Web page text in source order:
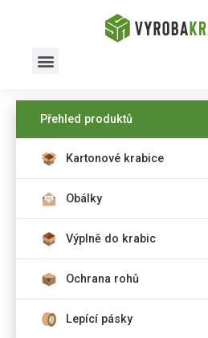
Přehled produktů
Kartonové krabice
Obálky
Výplně do krabic
Ochrana rohů
Lepící pásky